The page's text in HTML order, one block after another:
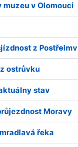
muzeu v Olomouci
z Postřelmv
ostrůvku
stav
Moravy
řeka